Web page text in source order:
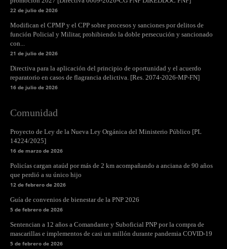
22 de julio de 2026
Modifican el CPMP y el CPP sobre procesos y sanciones por delitos de
función Policial y Militar, prohibiendo la doble persecución y sancionado
con...
21 de julio de 2026
Directiva para la aplicación del principio de oportunidad y el acuerdo
reparatorio en casos de flagrancia delictiva. [Res. 2074-2026-MP-FN]
16 de julio de 2026
Comunidad
Proyecto de Ley de la Nueva Ley Orgánica del Ministerio Público [PL
14224/2025]
16 de marzo de 2026
Policías cargan ataúd por más de 2 km acompañando a anciana de 90 años
que perdió a su único hijo
12 de febrero de 2026
Guía de convenios de bienestar de la PNP 2026
5 de febrero de 2026
Sentencian a 12 años a Comandante y Suboficial PNP por la compra de
mascarillas e implementos de casi un millón durante pandemia COVID-19
5 de febrero de 2026